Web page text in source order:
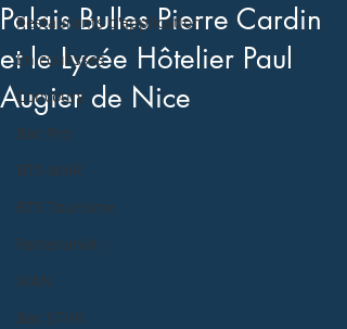
Restaurants d'application
En coulisses
Concours
Bac Pro
BTS MHR
BTS Tourisme
Partenariat
MAN
Bac STHR
Palais Bulles Pierre Cardin
et le Lycée Hôtelier Paul
Augier de Nice